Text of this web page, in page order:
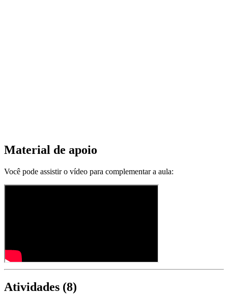
Material de apoio
Você pode assistir o vídeo para complementar a aula:
Atividades (8)